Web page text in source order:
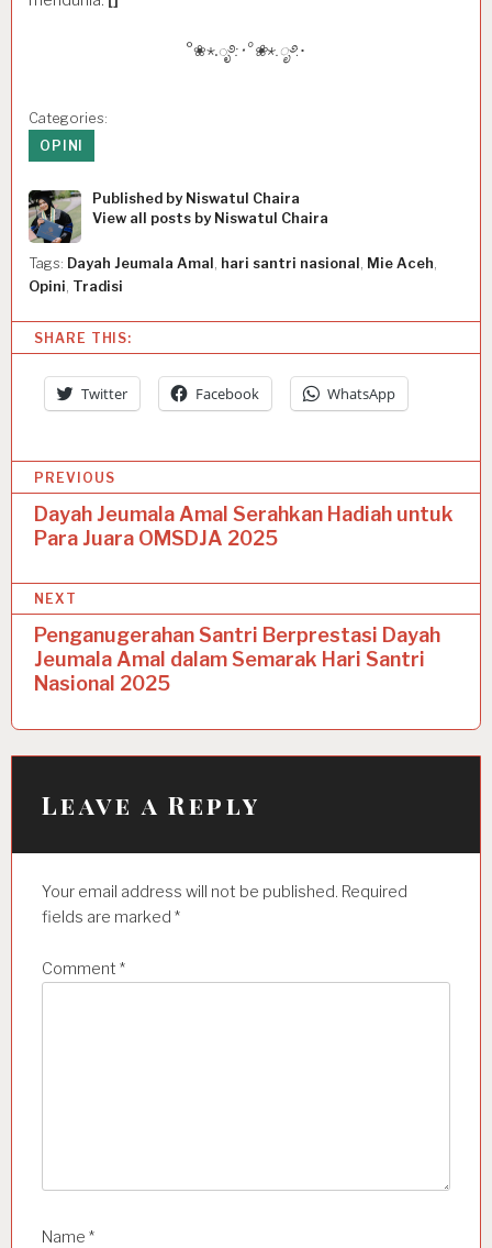
°❀⋆.ೃ࿔:･°❀⋆.ೃ࿔:･
Categories:
OPINI
Published by Niswatul Chaira
View all posts by Niswatul Chaira
Tags: Dayah Jeumala Amal , hari santri nasional , Mie Aceh,
Opini, Tradisi
SHARE THIS:
Twitter Facebook WhatsApp
o
t
n
a
i
g
PREVIOUS
Dayah Jeumala Amal Serahkan Hadiah untuk
Para Juara OMSDJA 2025
NEXT
Penganugerahan Santri Berprestasi Dayah
Jeumala Amal dalam Semarak Hari Santri
Nasional 2025
Leave a Reply
Your email address will not be published. Required
fields are marked *
Comment *
Name *